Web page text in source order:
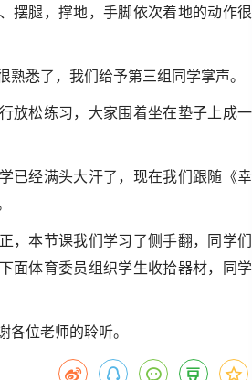
摆腿，撑地，手脚依次着地的动作很
熟悉了，我们给予第三组同学掌声。
放松练习，大家围着坐在垫子上成一
已经满头大汗了，现在我们跟随《幸
，本节课我们学习了侧手翻，同学们
面体育委员组织学生收拾器材，同学
各位老师的聆听。